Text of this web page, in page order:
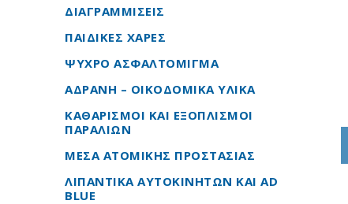
ΔΙΑΓΡΑΜΜΙΣΕΙΣ
ΠΑΙΔΙΚΕΣ ΧΑΡΕΣ
ΨΥΧΡΟ ΑΣΦΑΛΤΟΜΙΓΜΑ
ΑΔΡΑΝΗ – ΟΙΚΟΔΟΜΙΚΑ ΥΛΙΚΑ
ΚΑΘΑΡΙΣΜΟΙ ΚΑΙ ΕΞΟΠΛΙΣΜΟΙ
ΠΑΡΑΛΙΩΝ
ΜΕΣΑ ΑΤΟΜΙΚΗΣ ΠΡΟΣΤΑΣΙΑΣ
ΛΙΠΑΝΤΙΚΑ ΑΥΤΟΚΙΝΗΤΩΝ ΚΑΙ AD
BLUE